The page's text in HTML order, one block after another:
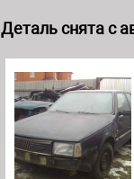
Деталь снята с